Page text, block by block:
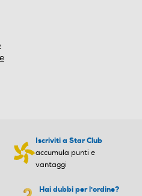
Iscriviti a Star Club
accumula punti e
vantaggi
Hai dubbi per l'ordine?